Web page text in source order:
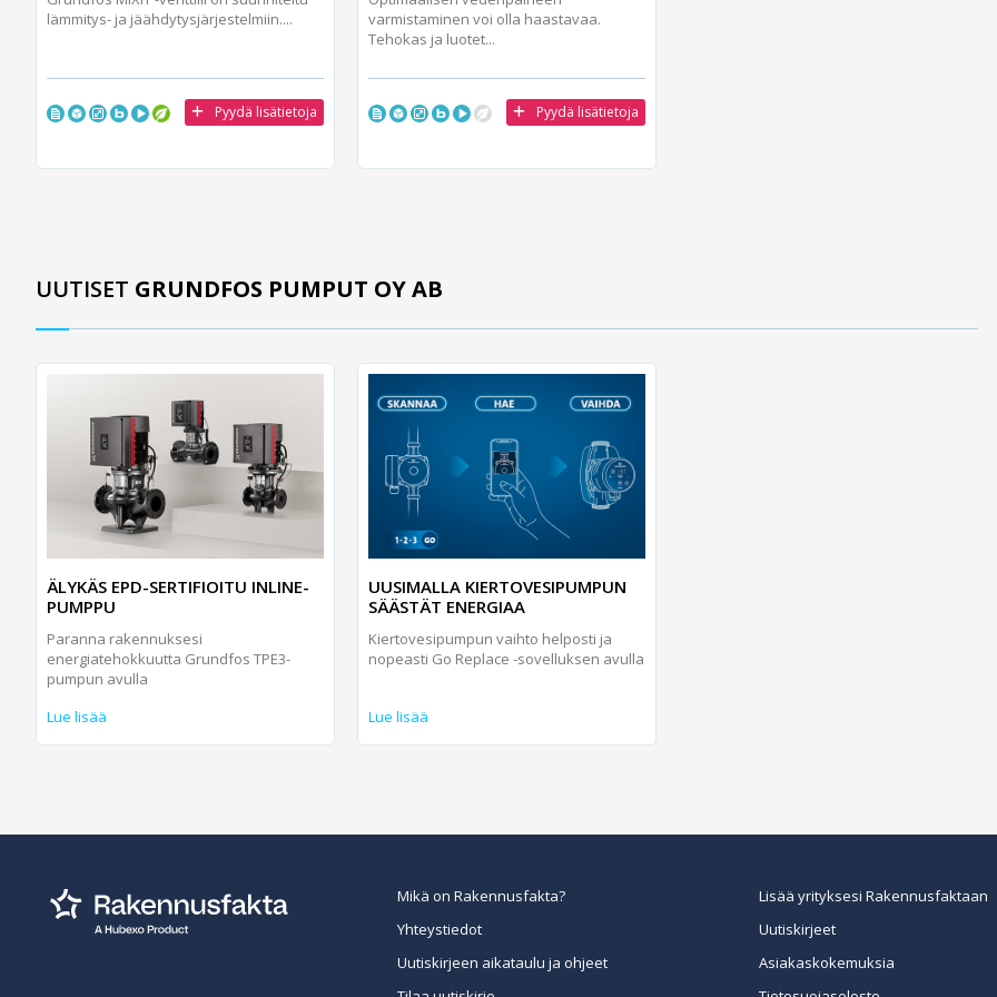
lämmitys- ja jäähdytysjärjestelmiin....
Pyydä lisätietoja
varmistaminen voi olla haastavaa.
Tehokas ja luotet...
Pyydä lisätietoja
UUTISET GRUNDFOS PUMPUT OY AB
ÄLYKÄS EPD-SERTIFIOITU INLINE-
PUMPPU
Paranna rakennuksesi
energiatehokkuutta Grundfos TPE3-
pumpun avulla
Lue lisää
UUSIMALLA KIERTOVESIPUMPUN
SÄÄSTÄT ENERGIAA
Kiertovesipumpun vaihto helposti ja
nopeasti Go Replace -sovelluksen avulla
Lue lisää
Mikä on Rakennusfakta?
Yhteystiedot
Uutiskirjeen aikataulu ja ohjeet
Lisää yrityksesi Rakennusfaktaan
Uutiskirjeet
Asiakaskokemuksia